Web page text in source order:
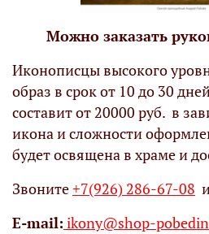
Можно заказать
Иконописцы высокого
образ в срок от 10 до 30
составит от 20000 руб. в
икона и сложности
будет освящена в храме и
Звоните+7(926) 286-67-08
Е-mail: ikony@shop-